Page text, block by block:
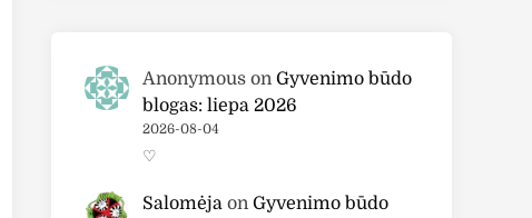
Anonymous on Gyvenimo būdo
blogas: liepa 2026
2026-08-04
♡
Salomėja on Gyvenimo būdo